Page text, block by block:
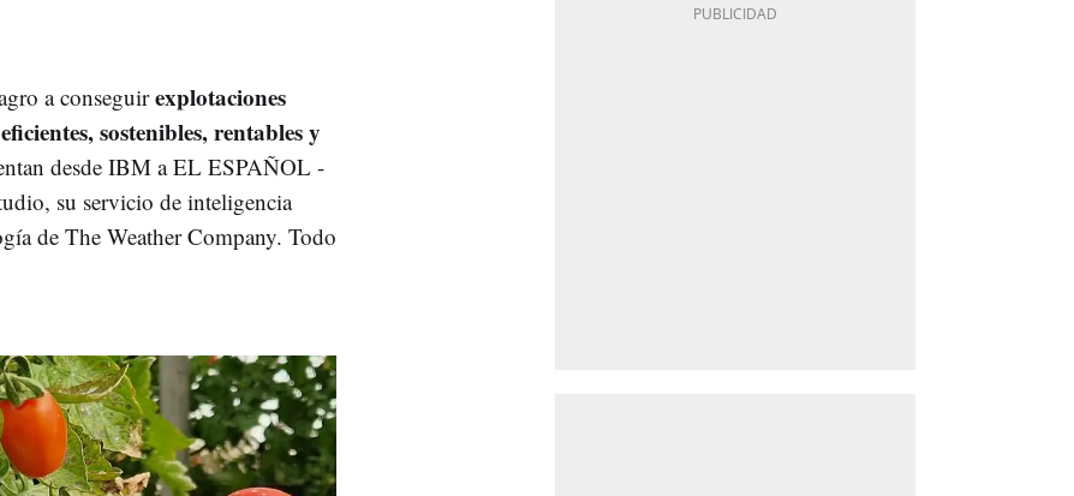
a conseguirexplotaciones
sostenibles, rentables y
desde IBM a EL ESPAÑOL -
su servicio de inteligencia
de The Weather Company. Todo